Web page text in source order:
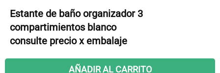
Estante de baño organizador 3
compartimientos blanco
consulte precio x embalaje
AÑADIR AL CARRITO